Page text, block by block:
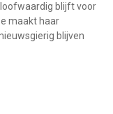
blijft voor
maakt haar
blijven